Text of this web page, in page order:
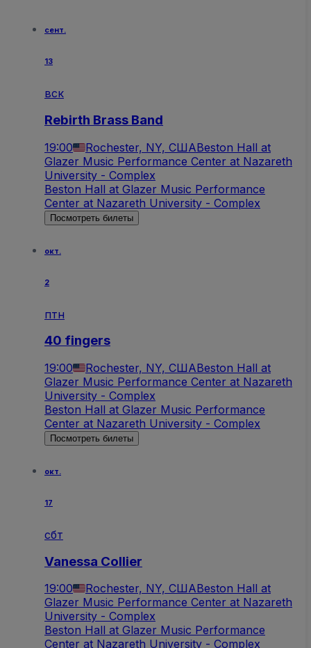
сент.
13
вск
Rebirth Brass Band
19:00 Rochester, NY, СШАBeston Hall at
Glazer Music Performance Center at Nazareth
University - Complex
Beston Hall at Glazer Music Performance
Center at Nazareth University - Complex
Посмотреть билеты
окт.
2
птн
40 fingers
19:00 Rochester, NY, СШАBeston Hall at
Glazer Music Performance Center at Nazareth
University - Complex
Beston Hall at Glazer Music Performance
Center at Nazareth University - Complex
Посмотреть билеты
окт.
17
сбт
Vanessa Collier
19:00 Rochester, NY, СШАBeston Hall at
Glazer Music Performance Center at Nazareth
University - Complex
Beston Hall at Glazer Music Performance
Center at Nazareth University - Complex